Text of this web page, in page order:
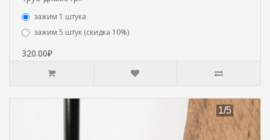
зажим 1 штука
зажим 5 штук (скидка 10%)
320.00₽